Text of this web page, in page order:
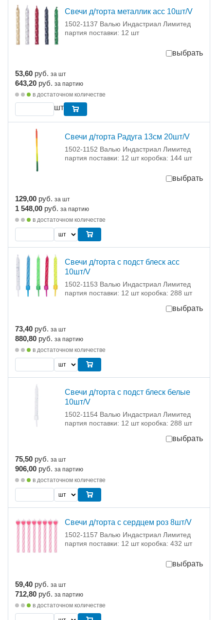
Свечи д/торта металлик асс 10шт/V
1502-1137 Валью Индастриал Лимитед
партия поставки: 12 шт
выбрать
53,60 руб. за шт
643,20 руб. за партию
в достаточном количестве
шт
Свечи д/торта Радуга 13см 20шт/V
1502-1152 Валью Индастриал Лимитед
партия поставки: 12 шт коробка: 144 шт
выбрать
129,00 руб. за шт
1 548,00 руб. за партию
в достаточном количестве
Свечи д/торта с подст блеск асс
10шт/V
1502-1153 Валью Индастриал Лимитед
партия поставки: 12 шт коробка: 288 шт
выбрать
73,40 руб. за шт
880,80 руб. за партию
в достаточном количестве
Свечи д/торта с подст блеск белые
10шт/V
1502-1154 Валью Индастриал Лимитед
партия поставки: 12 шт коробка: 288 шт
выбрать
75,50 руб. за шт
906,00 руб. за партию
в достаточном количестве
Свечи д/торта с сердцем роз 8шт/V
1502-1157 Валью Индастриал Лимитед
партия поставки: 12 шт коробка: 432 шт
выбрать
59,40 руб. за шт
712,80 руб. за партию
в достаточном количестве